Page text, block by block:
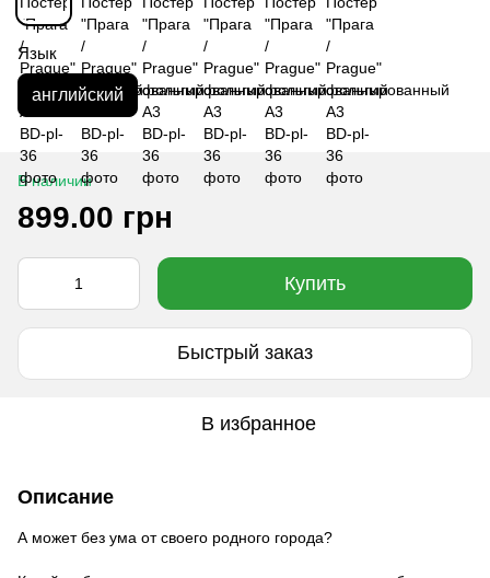
Язык
английский
В наличии
899.00 грн
Купить
Быстрый заказ
В избранное
Описание
А может без ума от своего родного города?